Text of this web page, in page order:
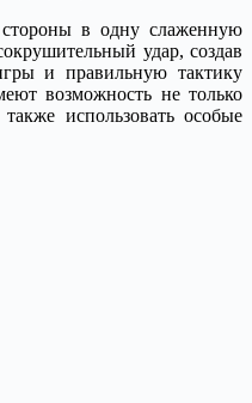
в одну слаженную
удар, создав
и правильную тактику
возможность не только
использовать особые